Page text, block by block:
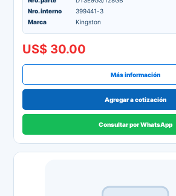
Nro. interno
399441-3
Marca
Kingston
US$ 30.00
Más información
Agregar a cotización
Consultar por WhatsApp